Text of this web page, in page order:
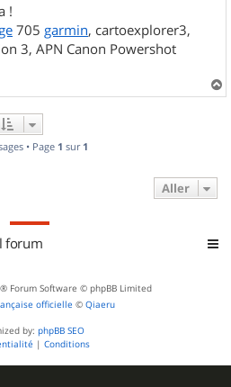
!
705 garmin, cartoexplorer3,
3, APN Canon Powershot
a
• Page 1 sur 1
Aller
forum
® Forum Software © phpBB Limited
officielle © Qiaeru
by: phpBB SEO
| Conditions